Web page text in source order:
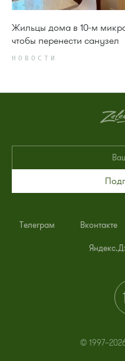
Жильцы дома в 10-м
чтобы перенести санузел
НОВОСТИ
Телеграм Вконтакте
©